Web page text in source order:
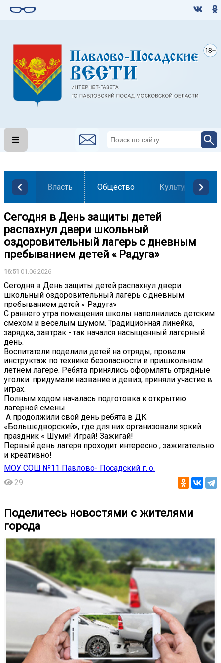
Власть Общество Культура
️Сегодня в День защиты детей
распахнул двери школьный
оздоровительный лагерь с дневным
пребыванием детей « Радуга»
16:51 01.06.2026
️Сегодня в День защиты детей распахнул двери
школьный оздоровительный лагерь с дневным
пребыванием детей « Радуга»
️С раннего утра помещения школы наполнились детским
смехом и веселым шумом. Традиционная линейка,
зарядка, завтрак - так начался насыщенный лагерный
день.
️Воспитатели поделили детей на отряды, провели
инструктаж по технике безопасности в пришкольном
летнем лагере. Ребята принялись оформлять отрядные
уголки: придумали название и девиз, приняли участие в
играх.
Полным ходом началась подготовка к открытию
лагерной смены.
️ А продолжили свой день ребята в ДК
«Большедворский», где для них организовали яркий
праздник « Шуми! Играй! Зажигай!
️Первый день лагеря проходит интересно , зажигательно
и креативно!
МОУ СОШ №11 Павлово- Посадский г. о.
29
Поделитесь новостями с жителями
города